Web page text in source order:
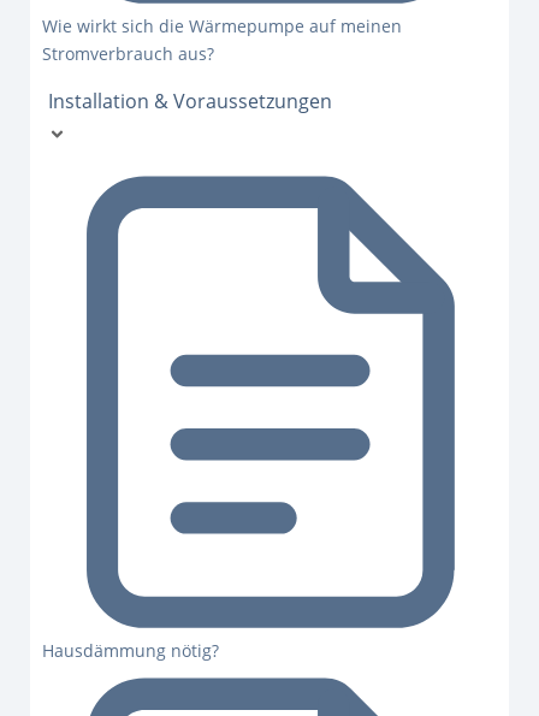
Wie wirkt sich die Wärmepumpe auf meinen
Stromverbrauch aus?
Installation & Voraussetzungen
Hausdämmung nötig?